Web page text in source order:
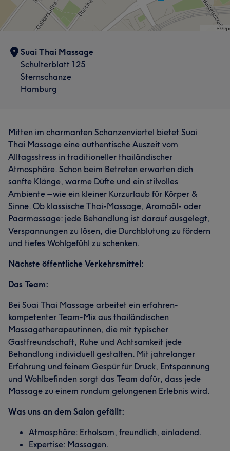
Suai Thai Massage
Schulterblatt 125
Sternschanze
Hamburg
Mitten im charmanten Schanzenviertel bietet Suai
Thai Massage eine authentische Auszeit vom
Alltagsstress in traditioneller thailändischer
Atmosphäre. Schon beim Betreten erwarten dich
sanfte Klänge, warme Düfte und ein stilvolles
Ambiente – wie ein kleiner Kurzurlaub für Körper &
Sinne. Ob klassische Thai-Massage, Aromaöl- oder
Paarmassage: jede Behandlung ist darauf ausgelegt,
Verspannungen zu lösen, die Durchblutung zu fördern
und tiefes Wohlgefühl zu schenken.
Nächste öffentliche Verkehrsmittel:
Das Team:
Bei Suai Thai Massage arbeitet ein erfahren-
kompetenter Team-Mix aus thailändischen
Massagetherapeutinnen, die mit typischer
Gastfreundschaft, Ruhe und Achtsamkeit jede
Behandlung individuell gestalten. Mit jahrelanger
Erfahrung und feinem Gespür für Druck, Entspannung
und Wohlbefinden sorgt das Team dafür, dass jede
Massage zu einem rundum gelungenen Erlebnis wird.
Was uns an dem Salon gefällt:
Atmosphäre: Erholsam, freundlich, einladend.
Expertise: Massagen.